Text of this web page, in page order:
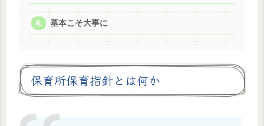
基本こそ大事に
保育所保育指針とは何か